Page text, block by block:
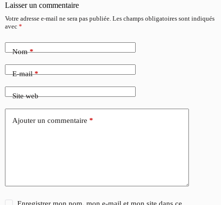
Laisser un commentaire
Votre adresse e-mail ne sera pas publiée. Les champs obligatoires sont indiqués
avec *
Nom*
E-mail*
Site web
Ajouter un commentaire *
Enregistrer mon nom, mon e-mail et mon site dans ce